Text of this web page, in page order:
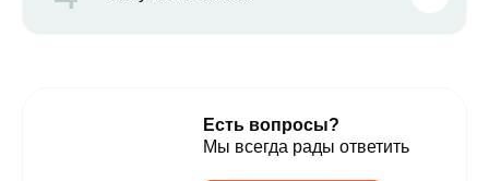
Есть вопросы?
Мы всегда рады ответить